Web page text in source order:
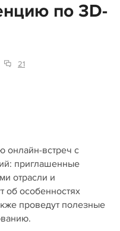
по 3D-
21
онлайн-встреч с
приглашенные
отрасли и
об особенностях
проведут полезные